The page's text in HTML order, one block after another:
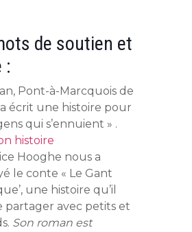
de soutien et
:
Pont-à-Marcquois de
a écrit une histoire pour
qui s’ennuient » .
histoire
Hooghe nous a
le conte « Le Gant
une histoire qu’il
partager avec petits et
Son roman est